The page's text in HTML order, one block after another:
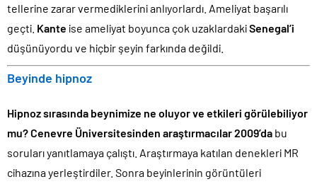
tellerine zarar vermediklerini anlıyorlardı. Ameliyat başarılı
geçti. Kante ise ameliyat boyunca çok uzaklardakiSenegal’i
düşünüyordu ve hiçbir şeyin farkında değildi.
Beyinde hipnoz
Hipnoz sırasında beynimize ne oluyor ve etkileri görülebiliyor
mu?Cenevre Üniversitesinden araştırmacılar 2009’da bu
soruları yanıtlamaya çalıştı. Araştırmaya katılan denekleri MR
cihazına yerleştirdiler. Sonra beyinlerinin görüntüleri